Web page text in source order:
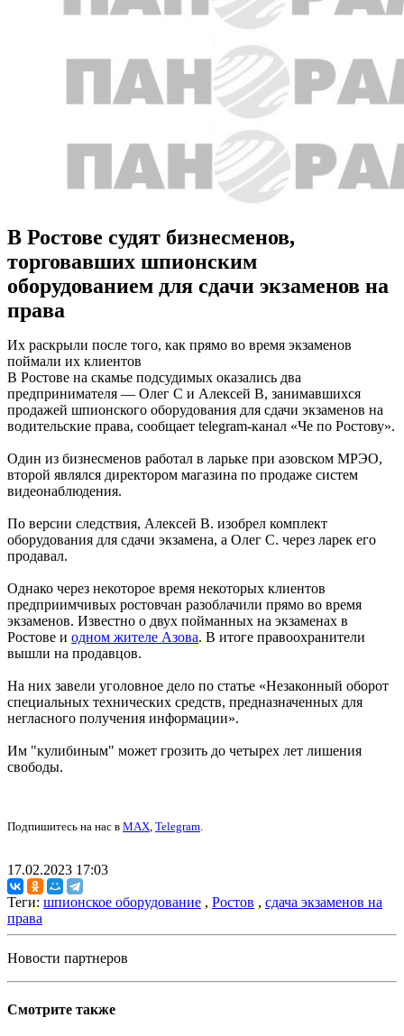
В Ростове судят бизнесменов,
торговавших шпионским
оборудованием для сдачи экзаменов на
права
Их раскрыли после того, как прямо во время экзаменов
поймали их клиентов
В Ростове на скамье подсудимых оказались два
предпринимателя — Олег С и Алексей В, занимавшихся
продажей шпионского оборудования для сдачи экзаменов на
водительские права, сообщает telegram-канал «Че по Ростову».
Один из бизнесменов работал в ларьке при азовском МРЭО,
второй являлся директором магазина по продаже систем
видеонаблюдения.
По версии следствия, Алексей В. изобрел комплект
оборудования для сдачи экзамена, а Олег С. через ларек его
продавал.
Однако через некоторое время некоторых клиентов
предприимчивых ростовчан разоблачили прямо во время
экзаменов. Известно о двух пойманных на экзаменах в
Ростове и одном жителе Азова. В итоге правоохранители
вышли на продавцов.
На них завели уголовное дело по статье «Незаконный оборот
специальных технических средств, предназначенных для
негласного получения информации».
Им "кулибиным" может грозить до четырех лет лишения
свободы.
Подпишитесь на нас в MAX, Telegram.
17.02.2023 17:03
Теги: шпионское оборудование , Ростов , сдача экзаменов на
права
Новости партнеров
Смотрите также